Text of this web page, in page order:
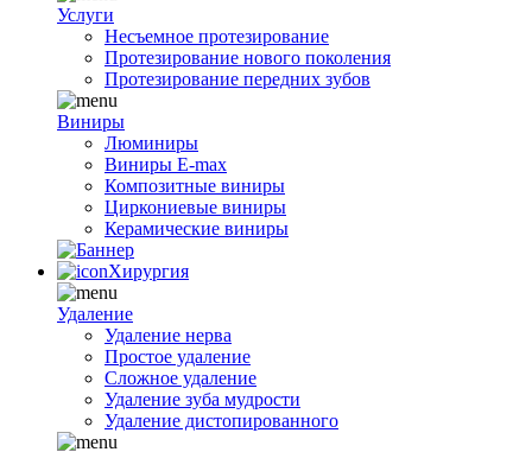
Услуги
Несъемное протезирование
Протезирование нового поколения
Протезирование передних зубов
Виниры
Люминиры
Виниры E-max
Композитные виниры
Циркониевые виниры
Керамические виниры
Хирургия
Удаление
Удаление нерва
Простое удаление
Сложное удаление
Удаление зуба мудрости
Удаление дистопированного